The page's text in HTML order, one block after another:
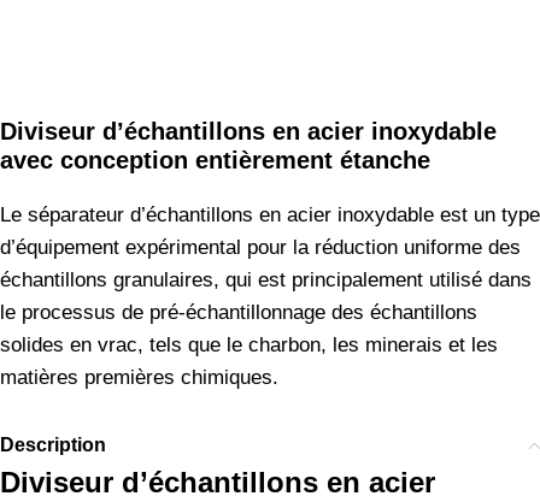
Diviseur d’échantillons en acier inoxydable
avec conception entièrement étanche
Le séparateur d’échantillons en acier inoxydable est un type
d’équipement expérimental pour la réduction uniforme des
échantillons granulaires, qui est principalement utilisé dans
le processus de pré-échantillonnage des échantillons
solides en vrac, tels que le charbon, les minerais et les
matières premières chimiques.
Description
Diviseur d’échantillons en acier